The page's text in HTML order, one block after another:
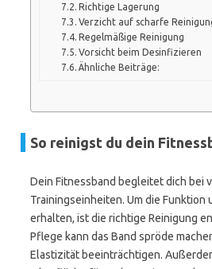
Richtige Lagerung
Verzicht auf scharfe
Regelmäßige Reinigung
Vorsicht beim Desinfizieren
Ähnliche Beiträge:
So reinigst du dein
Dein Fitnessband begleitet dich bei
Trainingseinheiten. Um die Funktion
erhalten, ist die richtige Reinigung
Pflege kann das Band spröde
Elastizität beeinträchtigen.